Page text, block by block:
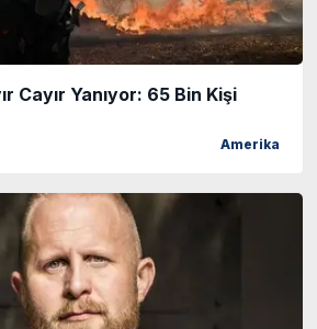
Cayır Yanıyor: 65 Bin Kişi
Amerika